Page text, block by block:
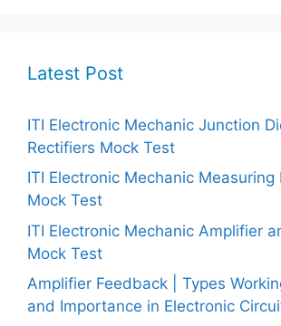
Latest Post
ITI Electronic Mechanic Junction
Rectifiers Mock Test
ITI Electronic Mechanic Measuring
Mock Test
ITI Electronic Mechanic Amplifier
Mock Test
Amplifier Feedback | Types
and Importance in Electronic